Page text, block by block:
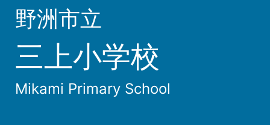
野洲市立
三上小学校
Mikami Primary School